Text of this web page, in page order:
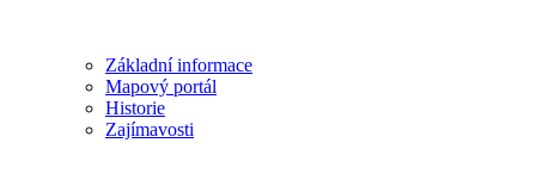
Základní informace
Mapový portál
Historie
Zajímavosti